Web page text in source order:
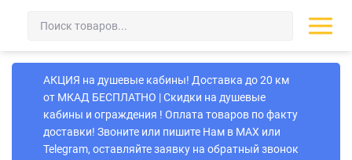
АКЦИЯ на душевые кабины! Доставка до 20 км
от МКАД БЕСПЛАТНО | Скидки на душевые
кабины и ограждения ! Оплата товаров по факту
доставки! Звоните или пишите Нам в MAX или
Telegram, оставляйте заявку на обратный звонок